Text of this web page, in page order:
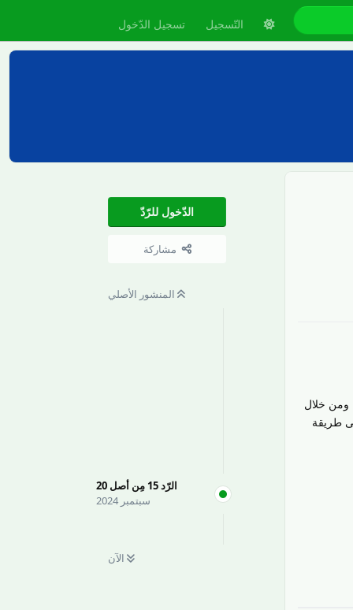
التّسجيل تسجيل الدّخول
الدّخول للرّدّ
مشاركة
المنشور الأصلي
الرّد15 مِن أصل 20
سبتمبر 2024
الآن
ومن خلال
طريقة